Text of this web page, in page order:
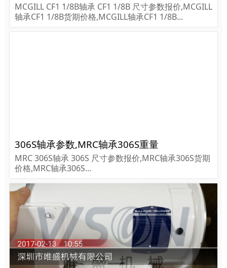
MCGILL CF1 1/8B轴承 CF1 1/8B 尺寸参数报价,MCGILL
轴承CF1 1/8B货期价格,MCGILL轴承CF1 1/8B...
306S轴承参数,MRC轴承306S重量
MRC 306S轴承 306S 尺寸参数报价,MRC轴承306S货期
价格,MRC轴承306S...